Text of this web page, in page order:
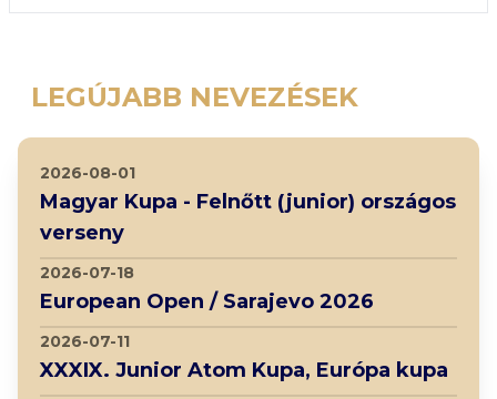
LEGÚJABB NEVEZÉSEK
2026-08-01
Magyar Kupa - Felnőtt (junior) országos
verseny
2026-07-18
European Open / Sarajevo 2026
2026-07-11
XXXIX. Junior Atom Kupa, Európa kupa